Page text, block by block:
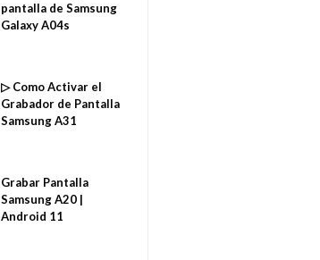
pantalla de Samsung
Galaxy A04s
▷ Como Activar el
Grabador de Pantalla
Samsung A31
Grabar Pantalla
Samsung A20 |
Android 11